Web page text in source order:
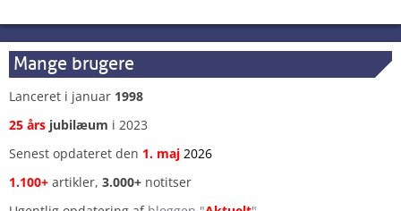
Mange brugere
Lanceret i januar 1998
25 års jubilæum i 2023
Senest opdateret den 1. maj 2026
1.100+ artikler, 3.000+ notitser